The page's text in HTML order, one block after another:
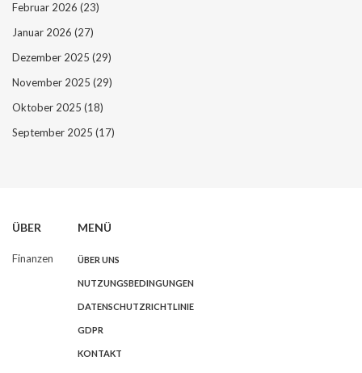
Februar 2026 (23)
Januar 2026 (27)
Dezember 2025 (29)
November 2025 (29)
Oktober 2025 (18)
September 2025 (17)
ÜBER
Finanzen
MENÜ
ÜBER UNS
NUTZUNGSBEDINGUNGEN
DATENSCHUTZRICHTLINIE
GDPR
KONTAKT